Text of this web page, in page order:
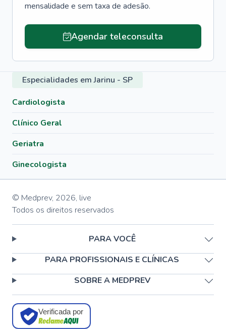
mensalidade e sem taxa de adesão.
Agendar teleconsulta
Especialidades em Jarinu - SP
Cardiologista
Clínico Geral
Geriatra
Ginecologista
© Medprev, 2026, live
Todos os direitos reservados
PARA VOCÊ
PARA PROFISSIONAIS E CLÍNICAS
SOBRE A MEDPREV
Verificada por